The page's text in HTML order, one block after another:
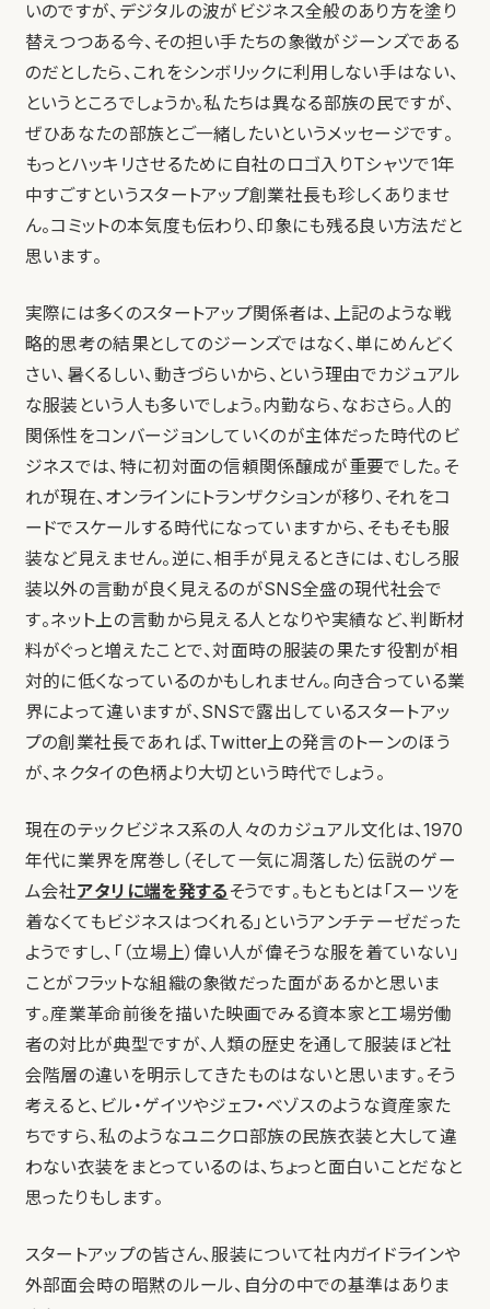
いのですが、デジタルの波がビジネス全般のあり方を塗り
替えつつある今、その担い手たちの象徴がジーンズである
のだとしたら、これをシンボリックに利用しない手はない、
というところでしょうか。私たちは異なる部族の民ですが、
ぜひあなたの部族とご一緒したいというメッセージです。
もっとハッキリさせるために自社のロゴ入りTシャツで1年
中すごすというスタートアップ創業社長も珍しくありませ
ん。コミットの本気度も伝わり、印象にも残る良い方法だと
思います。
実際には多くのスタートアップ関係者は、上記のような戦
略的思考の結果としてのジーンズではなく、単にめんどく
さい、暑くるしい、動きづらいから、という理由でカジュアル
な服装という人も多いでしょう。内勤なら、なおさら。人的
関係性をコンバージョンしていくのが主体だった時代のビ
ジネスでは、特に初対面の信頼関係醸成が重要でした。そ
れが現在、オンラインにトランザクションが移り、それをコ
ードでスケールする時代になっていますから、そもそも服
装など見えません。逆に、相手が見えるときには、むしろ服
装以外の言動が良く見えるのがSNS全盛の現代社会で
す。ネット上の言動から見える人となりや実績など、判断材
料がぐっと増えたことで、対面時の服装の果たす役割が相
対的に低くなっているのかもしれません。向き合っている業
界によって違いますが、SNSで露出しているスタートアッ
プの創業社長であれば、Twitter上の発言のトーンのほう
が、ネクタイの色柄より大切という時代でしょう。
現在のテックビジネス系の人々のカジュアル文化は、1970
年代に業界を席巻し（そして一気に凋落した）伝説のゲー
ム会社アタリに端を発する そうです。もともとは「スーツを
着なくてもビジネスはつくれる」というアンチテーゼだった
ようですし、「（立場上）偉い人が偉そうな服を着ていない」
ことがフラットな組織の象徴だった面があるかと思いま
す。産業革命前後を描いた映画でみる資本家と工場労働
者の対比が典型ですが、人類の歴史を通して服装ほど社
会階層の違いを明示してきたものはないと思います。そう
考えると、ビル・ゲイツやジェフ・ベゾスのような資産家た
ちですら、私のようなユニクロ部族の民族衣装と大して違
わない衣装をまとっているのは、ちょっと面白いことだなと
思ったりもします。
スタートアップの皆さん、服装について社内ガイドラインや
外部面会時の暗黙のルール、自分の中での基準はありま